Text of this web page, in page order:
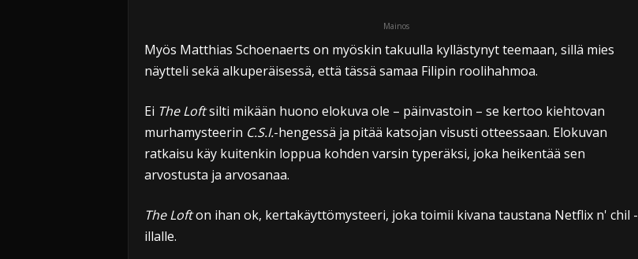
Mainos
Myös Matthias Schoenaerts on myöskin takuulla kyllästynyt teemaan, sillä mies
näytteli sekä alkuperäisessä, että tässä samaa Filipin roolihahmoa.
Ei The Loftsilti mikään huono elokuva ole – päinvastoin – se kertoo kiehtovan
murhamysteerin C.S.I.-hengessä ja pitää katsojan visusti otteessaan. Elokuvan
ratkaisu käy kuitenkin loppua kohden varsin typeräksi, joka heikentää sen
arvostusta ja arvosanaa.
The Lofton ihan ok, kertakäyttömysteeri, joka toimii kivana taustana Netflix n' chil -
illalle.